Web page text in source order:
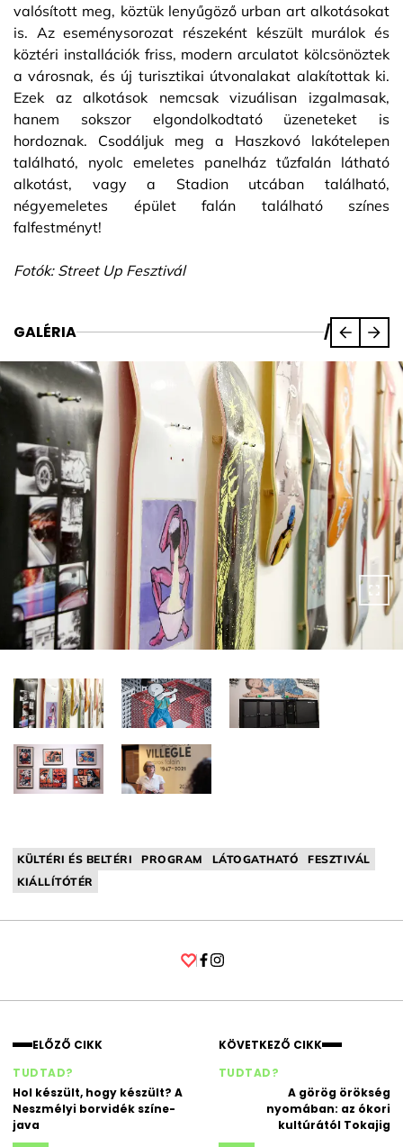
valósított meg, köztük lenyűgöző urban art alkotásokat
is. Az eseménysorozat részeként készült murálok és
köztéri installációk friss, modern arculatot kölcsönöztek
a városnak, és új turisztikai útvonalakat alakítottak ki.
Ezek az alkotások nemcsak vizuálisan izgalmasak,
hanem sokszor elgondolkodtató üzeneteket is
hordoznak. Csodáljuk meg a Haszkovó lakótelepen
található, nyolc emeletes panelház tűzfalán látható
alkotást, vagy a Stadion utcában található,
négyemeletes épület falán található színes
falfestményt!
Fotók: Street Up Fesztivál
GALÉRIA /
KÜLTÉRI ÉS BELTÉRI PROGRAM LÁTOGATHATÓ
FESZTIVÁL
KIÁLLÍTÓTÉR
ELŐZŐ CIKK
TUDTAD?
Hol készült, hogy készült? A
Neszmélyi borvidék színe-
java
KÖVETKEZŐ CIKK
TUDTAD?
A görög örökség
nyomában: az ókori
kultúrától Tokajig